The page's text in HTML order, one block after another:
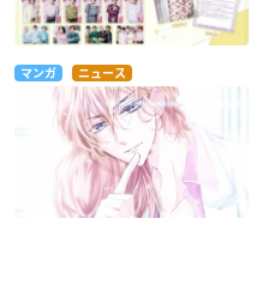
マンガ ニュース